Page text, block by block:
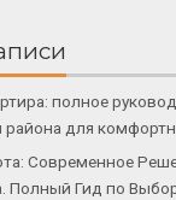
полное
района для
Современное
Полный Гид по